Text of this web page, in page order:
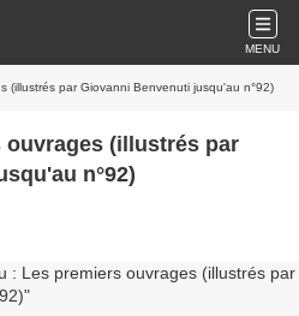
MENU
(illustrés par Giovanni Benvenuti jusqu'au n°92)
(illustrés par
n°92)